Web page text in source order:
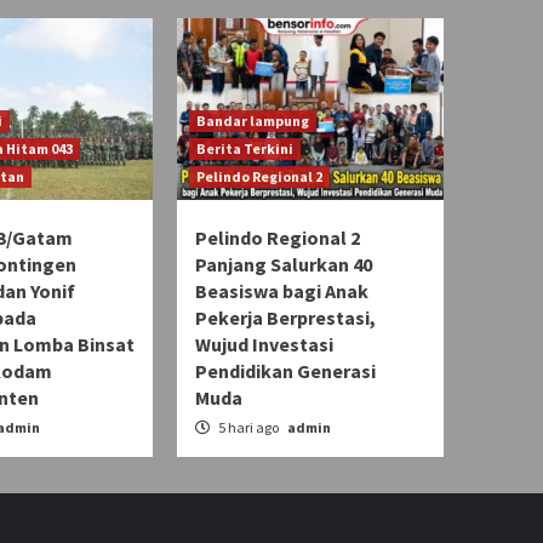
Hitam 043
Gatam
Yonif
Lomba Binsat
Bandar lampung
Berita Terkini
Pelindo Regional 2
Pelindo Regional 2
Panjang Salurkan 40
Beasiswa bagi Anak
Pekerja Berprestasi,
Wujud Investasi
Pendidikan Generasi
Muda
5 hari ago admin